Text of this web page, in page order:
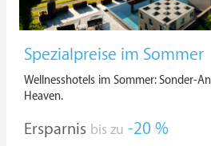
Spezialpreise im Sommer
Wellnesshotels im Sommer: Sonder-
Heaven.
Ersparnis bis zu -20 %